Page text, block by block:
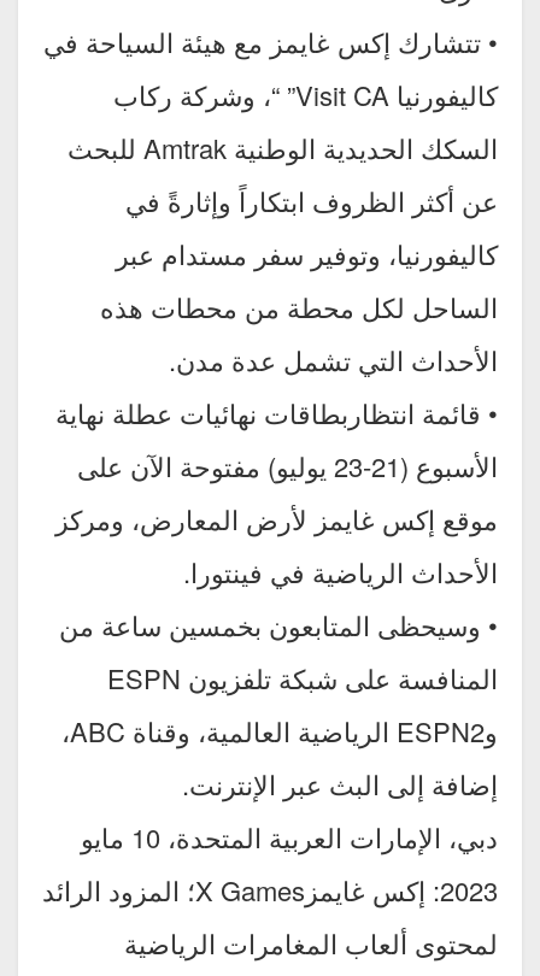
• تتشارك إكس غايمز مع هيئة السياحة في
كاليفورنيا Visit CA” “، وشركة ركاب
السكك الحديدية الوطنية Amtrak للبحث
عن أكثر الظروف ابتكاراً وإثارةً في
كاليفورنيا، وتوفير سفر مستدام عبر
الساحل لكل محطة من محطات هذه
الأحداث التي تشمل عدة مدن.
• قائمة انتظاربطاقات نهائيات عطلة نهاية
الأسبوع (21-23 يوليو) مفتوحة الآن على
موقع إكس غايمز لأرض المعارض، ومركز
الأحداث الرياضية في فينتورا.
• وسيحظى المتابعون بخمسين ساعة من
المنافسة على شبكة تلفزيون ESPN
وESPN2 الرياضية العالمية، وقناة ABC،
إضافة إلى البث عبر الإنترنت.
دبي، الإمارات العربية المتحدة، 10 مايو
2023: إكس غايمزX Games؛ المزود الرائد
لمحتوى ألعاب المغامرات الرياضية